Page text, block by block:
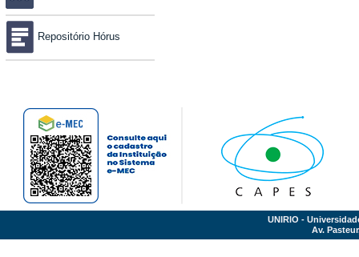
Repositório Hórus
UNIRIO -
Av.